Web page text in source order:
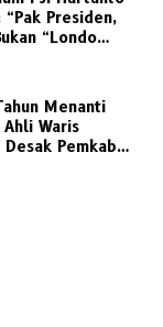
Presiden,
“Londo
Menanti
Waris
Pemkab